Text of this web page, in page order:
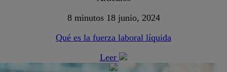
8 minutos 18 junio, 2024
Qué es la fuerza laboral líquida
Leer